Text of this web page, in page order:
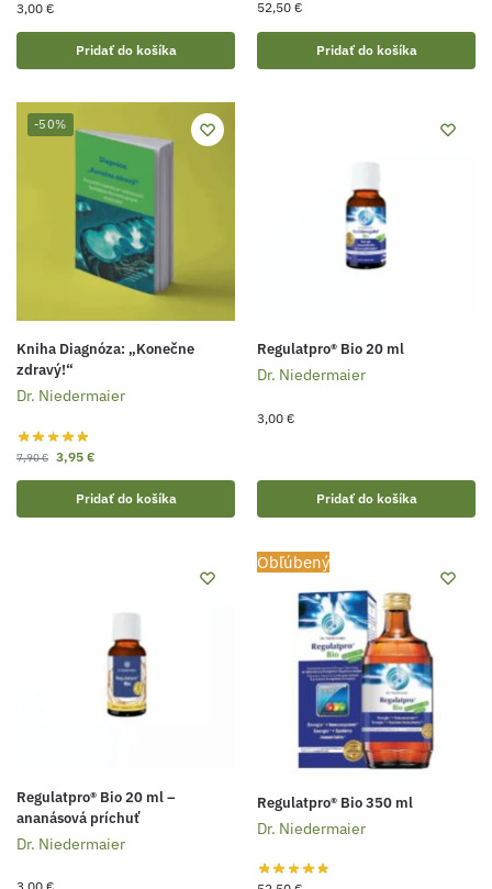
3,00 €
Pridať do košíka
52,50 €
Pridať do košíka
-50%
Kniha Diagnóza: „Konečne
zdravý!“
Dr. Niedermaier
7,90€ 3,95 €
Pridať do košíka
Regulatpro® Bio 20 ml
Dr. Niedermaier
3,00 €
Pridať do košíka
Regulatpro® Bio 20 ml –
ananásová príchuť
Dr. Niedermaier
Obľúbený
Regulatpro® Bio 350 ml
Dr. Niedermaier